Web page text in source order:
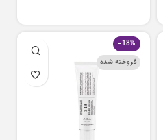
Cream
-18%
فروخته شده